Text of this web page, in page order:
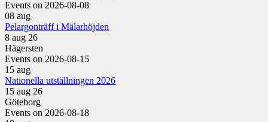
Events on 2026-08-08
08 aug
Pelargonträff i Mälarhöjden
8 aug 26
Hägersten
Events on 2026-08-15
15 aug
Nationella utställningen 2026
15 aug 26
Göteborg
Events on 2026-08-18